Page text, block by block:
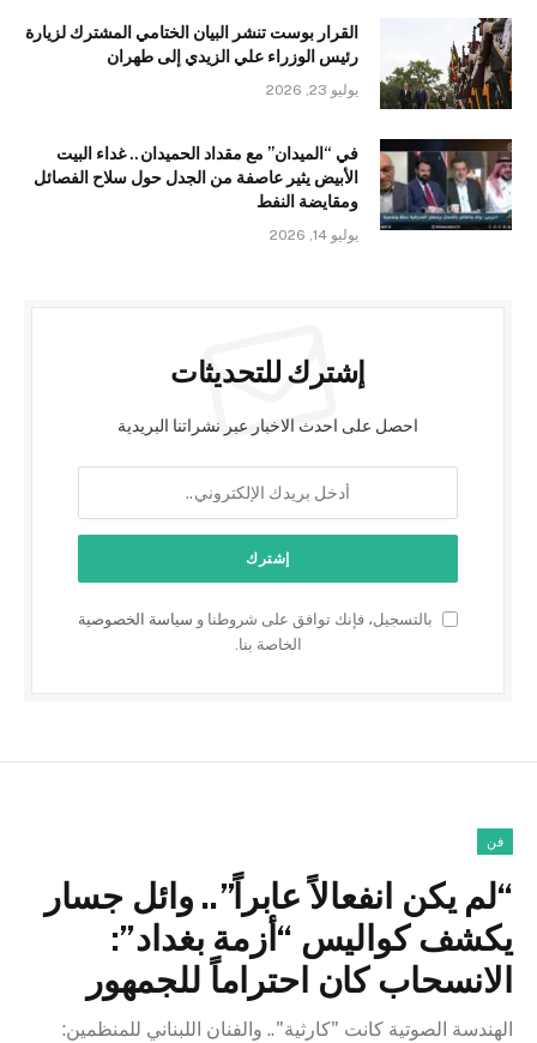
القرار بوست تنشر البيان الختامي المشترك لزيارة
رئيس الوزراء علي الزيدي إلى طهران
يوليو 23, 2026
في “الميدان” مع مقداد الحميدان.. غداء البيت
الأبيض يثير عاصفة من الجدل حول سلاح الفصائل
ومقايضة النفط
يوليو 14, 2026
إشترك للتحديثات
احصل على احدث الاخبار عبر نشراتنا البريدية
بالتسجيل، فإنك توافق على شروطنا و سياسة الخصوصية
الخاصة بنا.
فن
“لم يكن انفعالاً عابراً”.. وائل جسار
يكشف كواليس “أزمة بغداد”:
الانسحاب كان احتراماً للجمهور
الهندسة الصوتية كانت "كارثية".. والفنان اللبناني للمنظمين: